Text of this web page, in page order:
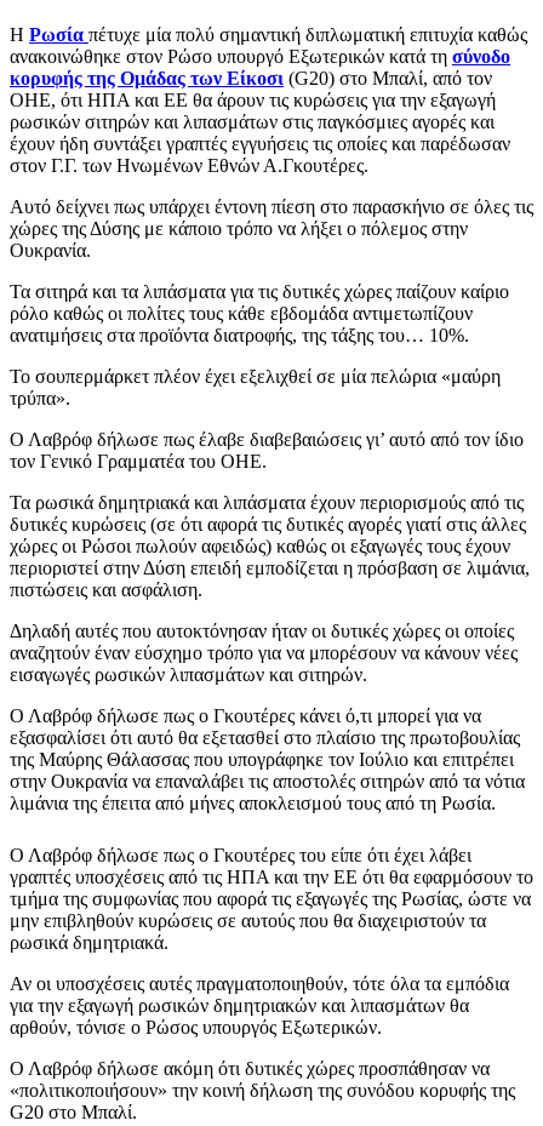
Η Ρωσία πέτυχε μία πολύ σημαντική διπλωματική επιτυχία καθώς
ανακοινώθηκε στον Ρώσο υπουργό Εξωτερικών κατά τη σύνοδο
κορυφής της Ομάδας των Είκοσι (G20) στο Μπαλί, από τον
ΟΗΕ, ότι ΗΠΑ και ΕΕ θα άρουν τις κυρώσεις για την εξαγωγή
ρωσικών σιτηρών και λιπασμάτων στις παγκόσμιες αγορές και
έχουν ήδη συντάξει γραπτές εγγυήσεις τις οποίες και παρέδωσαν
στον Γ.Γ. των Ηνωμένων Εθνών Α.Γκουτέρες.
Αυτό δείχνει πως υπάρχει έντονη πίεση στο παρασκήνιο σε όλες τις
χώρες της Δύσης με κάποιο τρόπο να λήξει ο πόλεμος στην
Ουκρανία.
Τα σιτηρά και τα λιπάσματα για τις δυτικές χώρες παίζουν καίριο
ρόλο καθώς οι πολίτες τους κάθε εβδομάδα αντιμετωπίζουν
ανατιμήσεις στα προϊόντα διατροφής, της τάξης του… 10%.
Το σουπερμάρκετ πλέον έχει εξελιχθεί σε μία πελώρια «μαύρη
τρύπα».
Ο Λαβρόφ δήλωσε πως έλαβε διαβεβαιώσεις γι’ αυτό από τον ίδιο
τον Γενικό Γραμματέα του ΟΗΕ.
Τα ρωσικά δημητριακά και λιπάσματα έχουν περιορισμούς από τις
δυτικές κυρώσεις (σε ότι αφορά τις δυτικές αγορές γιατί στις άλλες
χώρες οι Ρώσοι πωλούν αφειδώς) καθώς οι εξαγωγές τους έχουν
περιοριστεί στην Δύση επειδή εμποδίζεται η πρόσβαση σε λιμάνια,
πιστώσεις και ασφάλιση.
Δηλαδή αυτές που αυτοκτόνησαν ήταν οι δυτικές χώρες οι οποίες
αναζητούν έναν εύσχημο τρόπο για να μπορέσουν να κάνουν νέες
εισαγωγές ρωσικών λιπασμάτων και σιτηρών.
Ο Λαβρόφ δήλωσε πως o Γκουτέρες κάνει ό,τι μπορεί για να
εξασφαλίσει ότι αυτό θα εξετασθεί στο πλαίσιο της πρωτοβουλίας
της Μαύρης Θάλασσας που υπογράφηκε τον Ιούλιο και επιτρέπει
στην Ουκρανία να επαναλάβει τις αποστολές σιτηρών από τα νότια
λιμάνια της έπειτα από μήνες αποκλεισμού τους από τη Ρωσία.
Ο Λαβρόφ δήλωσε πως ο Γκουτέρες του είπε ότι έχει λάβει
γραπτές υποσχέσεις από τις ΗΠΑ και την ΕΕ ότι θα εφαρμόσουν το
τμήμα της συμφωνίας που αφορά τις εξαγωγές της Ρωσίας, ώστε να
μην επιβληθούν κυρώσεις σε αυτούς που θα διαχειριστούν τα
ρωσικά δημητριακά.
Αν οι υποσχέσεις αυτές πραγματοποιηθούν, τότε όλα τα εμπόδια
για την εξαγωγή ρωσικών δημητριακών και λιπασμάτων θα
αρθούν, τόνισε ο Ρώσος υπουργός Εξωτερικών.
Ο Λαβρόφ δήλωσε ακόμη ότι δυτικές χώρες προσπάθησαν να
«πολιτικοποιήσουν» την κοινή δήλωση της συνόδου κορυφής της
G20 στο Μπαλί.